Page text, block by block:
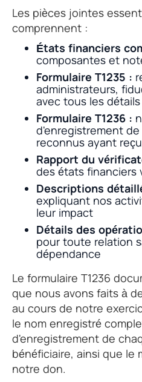
Les pièces jointes
comprennent :
États financiers
composantes et
Formulaire T1235 :
administrateurs,
avec tous les
Formulaire T1236 :
d'enregistrement
reconnus ayant
Rapport du
des états financiers
Descriptions
expliquant nos
leur impact
Détails des
pour toute relation
dépendance
Le formulaire T1236
que nous avons faits à
au cours de notre
le nom enregistré
d'enregistrement de
bénéficiaire, ainsi que le
notre don.